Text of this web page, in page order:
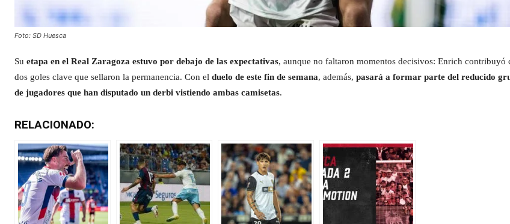
Foto: SD Huesca
Su etapa en el Real Zaragoza estuvo por debajo de las expectativas, aunque no faltaron momentos decisivos: Enrich contribuyó
dos goles clave que sellaron la permanencia. Con el duelo de este fin de semana, además, pasará a formar parte del reducido
de jugadores que han disputado un derbi vistiendo ambas camisetas.
RELACIONADO: